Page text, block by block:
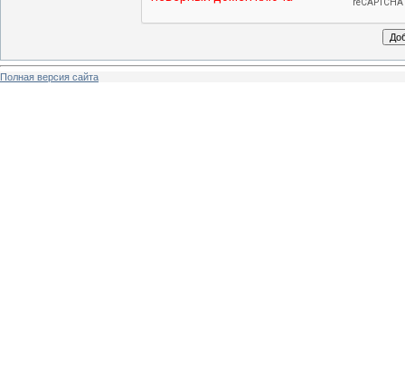
Полная версия сайта